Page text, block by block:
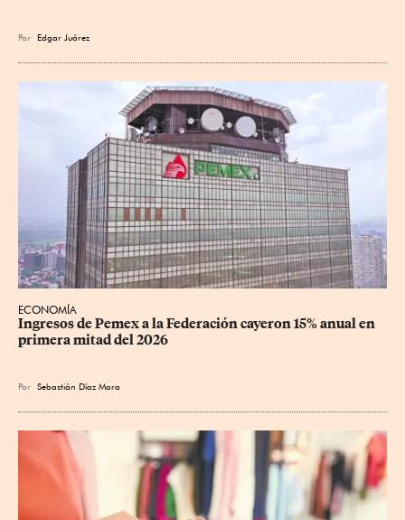
Por Edgar Juárez
ECONOMÍA
Ingresos de Pemex a la Federación cayeron 15% anual en
primera mitad del 2026
Por Sebastián Díaz Mora